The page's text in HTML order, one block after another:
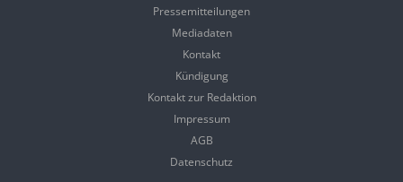
Pressemitteilungen
Mediadaten
Kontakt
Kündigung
Kontakt zur Redaktion
Impressum
AGB
Datenschutz